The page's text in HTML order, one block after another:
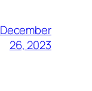
December
26, 2023